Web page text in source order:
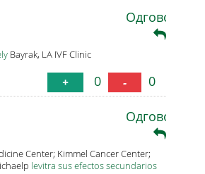
Одговори
Bayrak, LA IVF Clinic
+ 0 - 0
Одговори
Center; Kimmel Cancer Center;
levitra sus efectos secundarios